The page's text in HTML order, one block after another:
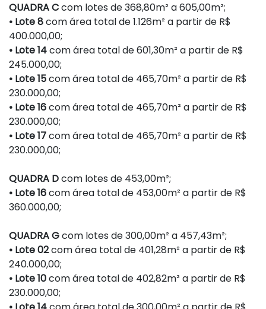
QUADRA Ccom lotes de 368,80m² a 605,00m²;
• Lote 8com área total de 1.126m² a partir de R$
400.000,00;
• Lote 14com área total de 601,30m² a partir de R$
245.000,00;
• Lote 15com área total de 465,70m² a partir de R$
230.000,00;
• Lote 16com área total de 465,70m² a partir de R$
230.000,00;
• Lote 17com área total de 465,70m² a partir de R$
230.000,00;
QUADRA Dcom lotes de 453,00m²;
• Lote 16com área total de 453,00m² a partir de R$
360.000,00;
QUADRA Gcom lotes de 300,00m² a 457,43m²;
• Lote 02com área total de 401,28m² a partir de R$
240.000,00;
• Lote 10com área total de 402,82m² a partir de R$
230.000,00;